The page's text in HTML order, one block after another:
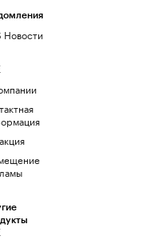
Новости